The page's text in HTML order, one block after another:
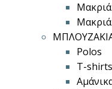
Μακριά
Polos
T-shirts